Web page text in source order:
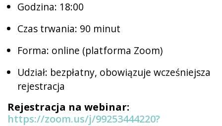
Godzina: 18:00
Czas trwania: 90 minut
Forma: online (platforma Zoom)
Udział: bezpłatny, obowiązuje wcześniejsza
rejestracja
Rejestracja na webinar:
https://zoom.us/j/99253444220?